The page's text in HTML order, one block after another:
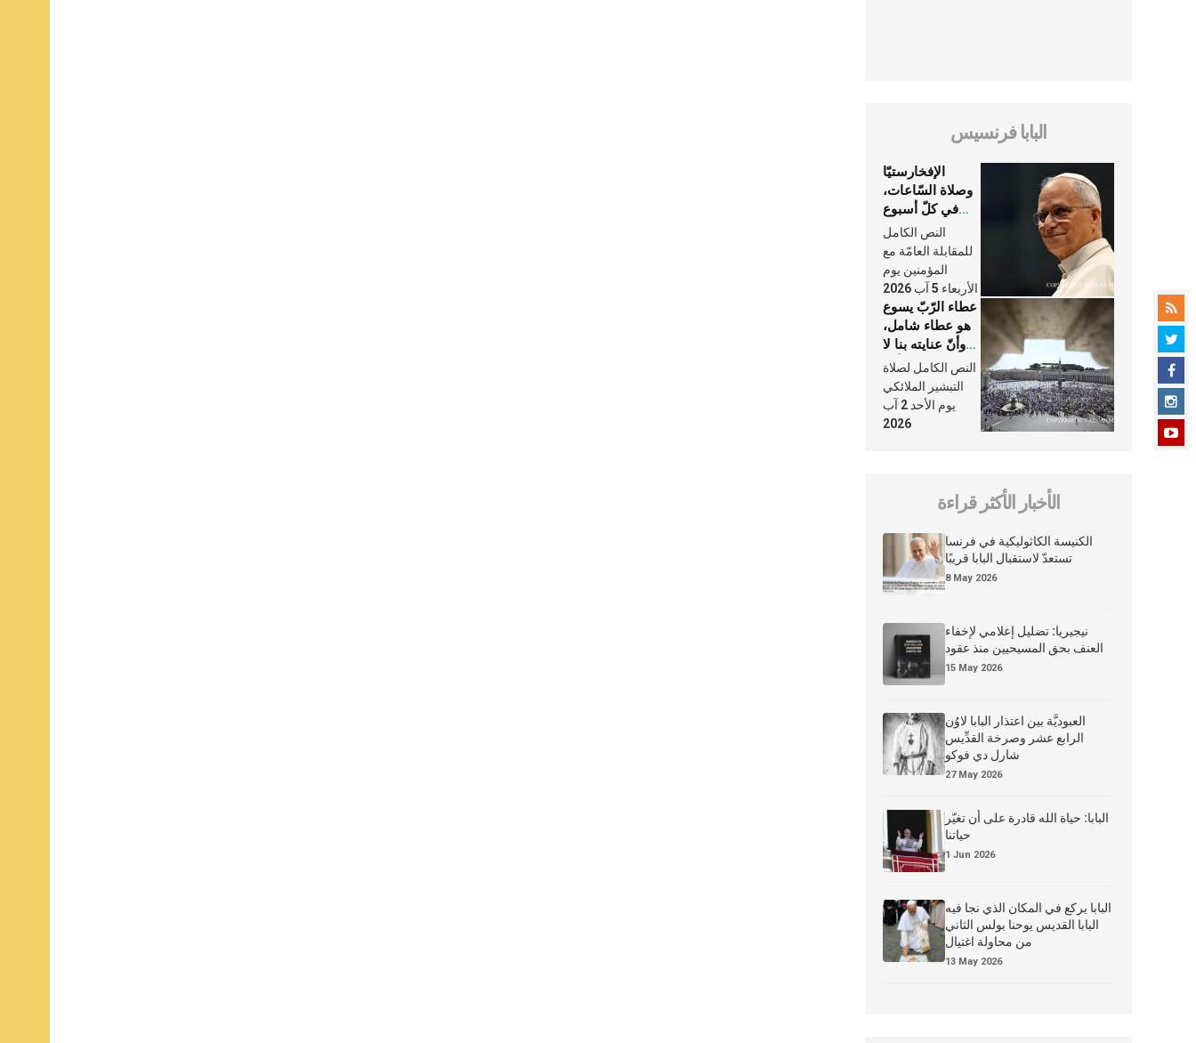
البابا فرنسيس
الإفخارستيّا
وصلاة السّاعات،
في كلّ أسبوع
وكلّ يوم، هما
النَّفَس في حياة
الكنيسة
النص الكامل
للمقابلة العامّة مع
المؤمنين يوم
الأربعاء 5 آب 2026
عطاء الرّبّ يسوع
هو عطاء شامل،
وأنّ عنايته بنا لا
تغيب عنّا أبدًا
النص الكامل لصلاة
التبشير الملائكي
يوم الأحد 2 آب
2026
الأخبار الأكثر قراءة
الكنيسة الكاثوليكية في فرنسا
تستعدّ لاستقبال البابا قريبًا
8 May 2026
نيجيريا: تضليل إعلامي لإخفاء
العنف بحق المسيحيين منذ عقود
15 May 2026
العبوديَّة بين اعتذار البابا لاوُن
الرابع عشر وصرخة القدِّيس
شارل دي فوكو
27 May 2026
البابا: حياة الله قادرة على أن تغيّر
حياتنا
1 Jun 2026
البابا يركع في المكان الذي نجا فيه
البابا القديس يوحنا بولس الثاني
من محاولة اغتيال
13 May 2026